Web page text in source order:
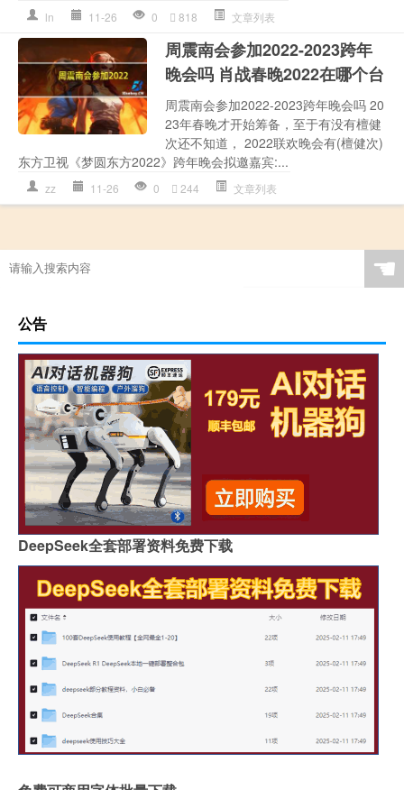
ln 11-26 0 818 文章列表
周震南会参加2022-2023跨年
晚会吗 肖战春晚2022在哪个台
周震南会参加2022-2023跨年晚会吗 20
23年春晚才开始筹备，至于有没有檀健
次还不知道， 2022联欢晚会有(檀健次)
东方卫视《梦圆东方2022》跨年晚会拟邀嘉宾:...
zz 11-26 0 244 文章列表
☚
公告
DeepSeek全套部署资料免费下载